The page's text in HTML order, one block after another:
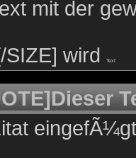
mit der
SIZE] wird Text